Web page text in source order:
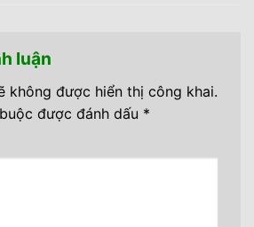
luận
không được hiển thị công khai.
được đánh dấu *